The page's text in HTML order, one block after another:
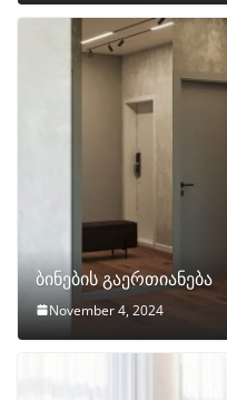
ბინების გაერთიანება
November 4, 2024